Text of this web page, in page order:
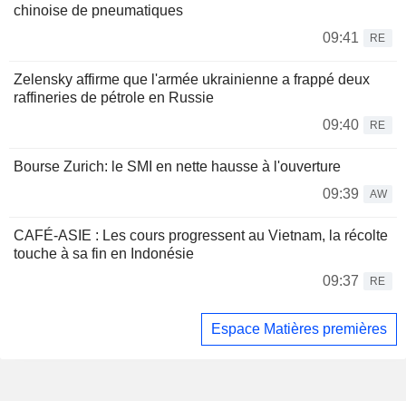
chinoise de pneumatiques
09:41
RE
Zelensky affirme que l'armée ukrainienne a frappé deux
raffineries de pétrole en Russie
09:40
RE
Bourse Zurich: le SMI en nette hausse à l'ouverture
09:39
AW
CAFÉ-ASIE : Les cours progressent au Vietnam, la récolte
touche à sa fin en Indonésie
09:37
RE
Espace Matières premières